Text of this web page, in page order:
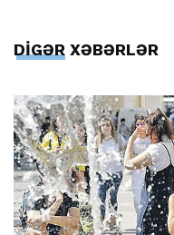
DİGƏR XƏBƏRLƏR